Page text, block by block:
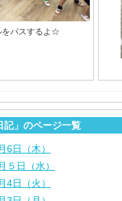
をパスするよ☆
記」のページ一覧
6日（木）
５日（水）
4日（火）